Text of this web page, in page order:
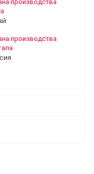
производства
производства